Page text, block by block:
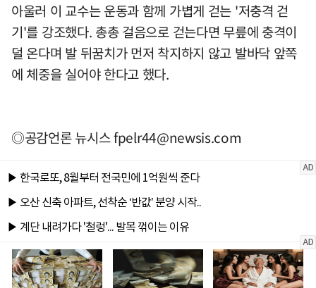
아울러 이 교수는 운동과 함께 가볍게 걷는 '저충격 걷
기'를 강조했다. 총총 걸음으로 걷는다면 무릎에 충격이
덜 온다며 발 뒤꿈치가 먼저 착지하지 않고 발바닥 앞쪽
에 체중을 실어야 한다고 했다.
◎공감언론 뉴시스fpelr44@newsis.com